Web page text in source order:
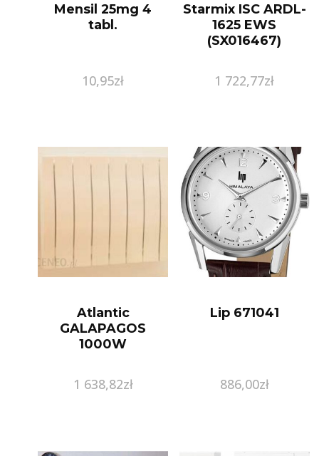
Mensil 25mg 4
tabl.
10,95zł
Starmix ISC ARDL-
1625 EWS
(SX016467)
1 722,77zł
Atlantic
GALAPAGOS
1000W
1 638,82zł
Lip 671041
886,00zł